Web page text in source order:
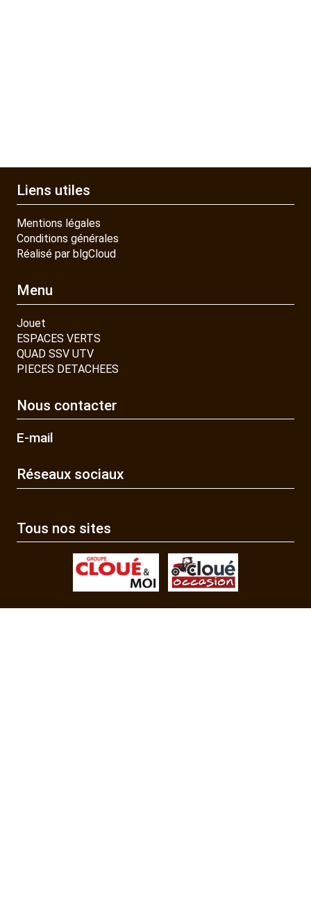
Liens utiles
Mentions légales
Conditions générales
Réalisé par blgCloud
Menu
Jouet
ESPACES VERTS
QUAD SSV UTV
PIECES DETACHEES
Nous contacter
E-mail
Réseaux sociaux
Tous nos sites